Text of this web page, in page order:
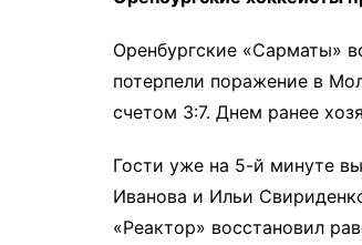
Оренбургские «Сарматы»
потерпели поражение в
счетом 3:7. Днем ранее
Гости уже на 5-й минуте
Иванова и Ильи
«Реактор» восстановил